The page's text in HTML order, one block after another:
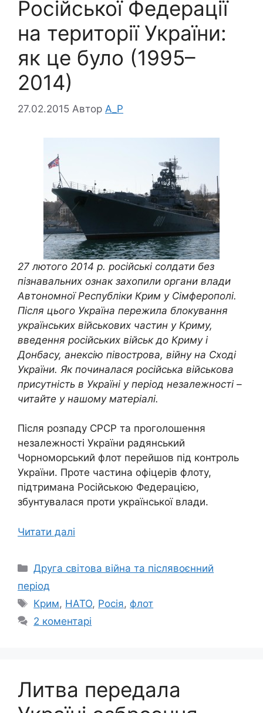
Російської Федерації
на території України:
як це було (1995–
2014)
27.02.2015 Автор A_P
27 лютого 2014 р. російські солдати без
пізнавальних ознак захопили органи влади
Автономної Республіки Крим у Сімферополі.
Після цього Україна пережила блокування
українських військових частин у Криму,
введення російських військ до Криму і
Донбасу, анексію півострова, війну на Сході
України. Як починалася російська військова
присутність в Україні у період незалежності –
читайте у нашому матеріалі.
Після розпаду СРСР та проголошення
незалежності України радянський
Чорноморський флот перейшов під контроль
України. Проте частина офіцерів флоту,
підтримана Російською Федерацією,
збунтувалася проти української влади.
Читати далі
Категорії
Друга світова війна та післявоєнний
період
Позначки
Крим, НАТО, Росія, флот
2 коментарі
Литва передала